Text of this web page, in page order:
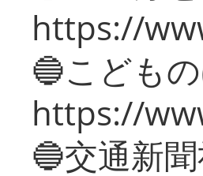
https://
🔵こども
https://
🔵交通新